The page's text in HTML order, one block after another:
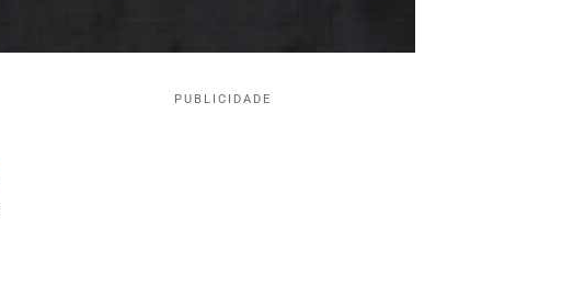
PUBLICIDADE